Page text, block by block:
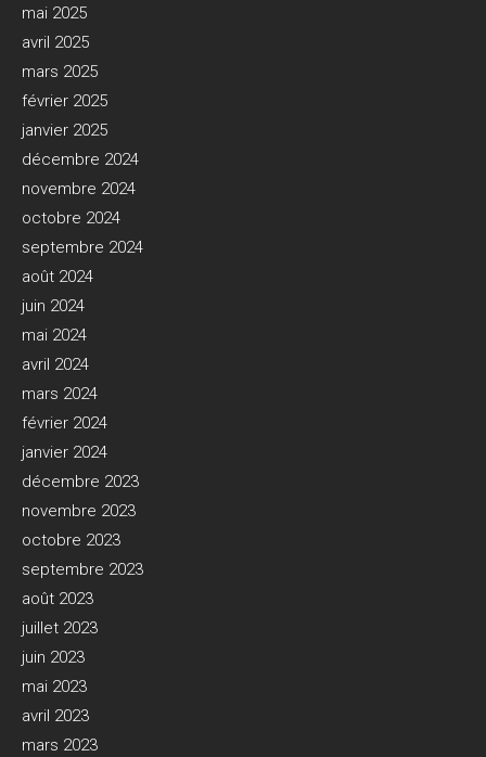
mai 2025
avril 2025
mars 2025
février 2025
janvier 2025
décembre 2024
novembre 2024
octobre 2024
septembre 2024
août 2024
juin 2024
mai 2024
avril 2024
mars 2024
février 2024
janvier 2024
décembre 2023
novembre 2023
octobre 2023
septembre 2023
août 2023
juillet 2023
juin 2023
mai 2023
avril 2023
mars 2023